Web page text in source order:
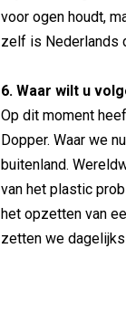
voor ogen houdt,
zelf is Nederlands
6. Waar wilt u
Op dit moment
Dopper. Waar we
buitenland.
van het plastic
het opzetten van
zetten we